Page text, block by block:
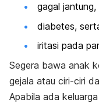
gagal jantung,
diabetes,
iritasi pada
Segera bawa anak
gejala atau ciri-ciri
Apabila ada